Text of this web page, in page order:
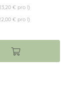
€ pro l)
€ pro l)